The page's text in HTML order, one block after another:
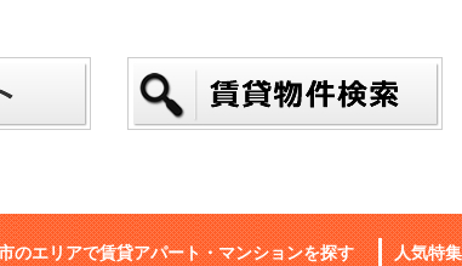
のエリアで賃貸アパート・マンションを探す 人気特